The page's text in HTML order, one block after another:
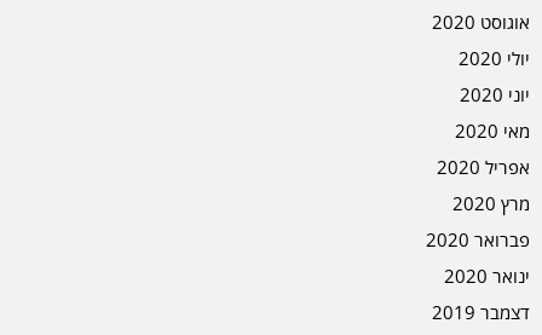
אוגוסט 2020
יולי 2020
יוני 2020
מאי 2020
אפריל 2020
מרץ 2020
פברואר 2020
ינואר 2020
דצמבר 2019